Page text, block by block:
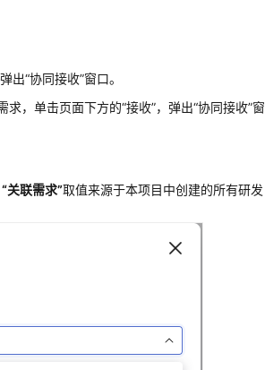
出“协同接收”窗口。
求，单击页面下方的“接收”，弹出“协同接收”窗
“关联需求”取值来源于本项目中创建的所有研发